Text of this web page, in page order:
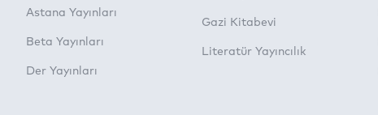
Astana Yayınları
Beta Yayınları
Der Yayınları
Gazi Kitabevi
Literatür Yayıncılık